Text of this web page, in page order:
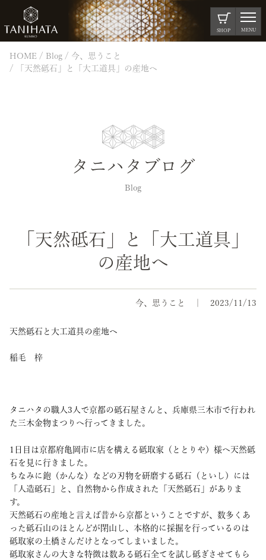
SHOP MENU
HOME Blog
今、思うこと
「天然砥石」と「大工道具」の産地へ
タニハタブログ
Blog
「天然砥石」と「大工道具」
の産地へ
今、思うこと 2023/11/13
天然砥石と大工道具の産地へ
稲毛 梓
タニハタの職人3人で京都の砥石屋さんと、兵庫県三木市で行われ
た三木金物まつりへ行ってきました。
1日目は京都府亀岡市に店を構える砥取家（ととりや）様へ天然砥
石を見に行きました。
ちなみに鉋（かんな）などの刃物を研磨する砥石（といし）には
「人造砥石」と、自然物から作成された「天然砥石」がありま
す。
天然砥石の産地と言えば昔から京都ということですが、数多くあ
った砥石山のほとんどが閉山し、本格的に採掘を行っているのは
砥取家の土橋さんだけとなってしまいました。
砥取家さんの大きな特徴は数ある砥石全てを試し砥ぎさせてもら